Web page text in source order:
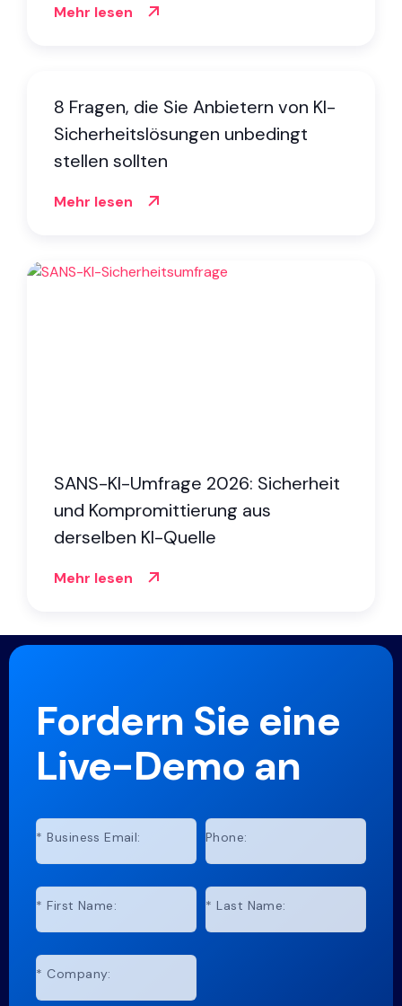
Mehr lesen
8 Fragen, die Sie Anbietern von KI-
Sicherheitslösungen unbedingt
stellen sollten
Mehr lesen
SANS-KI-Umfrage 2026: Sicherheit
und Kompromittierung aus
derselben KI-Quelle
Mehr lesen
Fordern Sie eine
Live-Demo an
* Business Email: Phone:
* First Name: * Last Name:
* Company: